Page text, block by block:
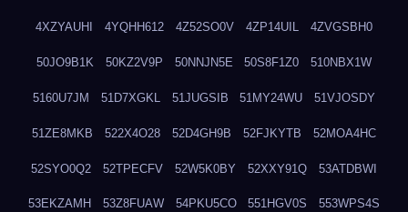
4XZYAUHI 4YQHH612 4Z52SO0V 4ZP14UIL 4ZVGSBH0
50JO9B1K 50KZ2V9P 50NNJN5E 50S8F1Z0 510NBX1W
5160U7JM 51D7XGKL 51JUGSIB 51MY24WU 51VJOSDY
51ZE8MKB 522X4O28 52D4GH9B 52FJKYTB 52MOA4HC
52SYO0Q2 52TPECFV 52W5K0BY 52XXY91Q 53ATDBWI
53EKZAMH 53Z8FUAW 54PKU5CO 551HGV0S 553WPS4S